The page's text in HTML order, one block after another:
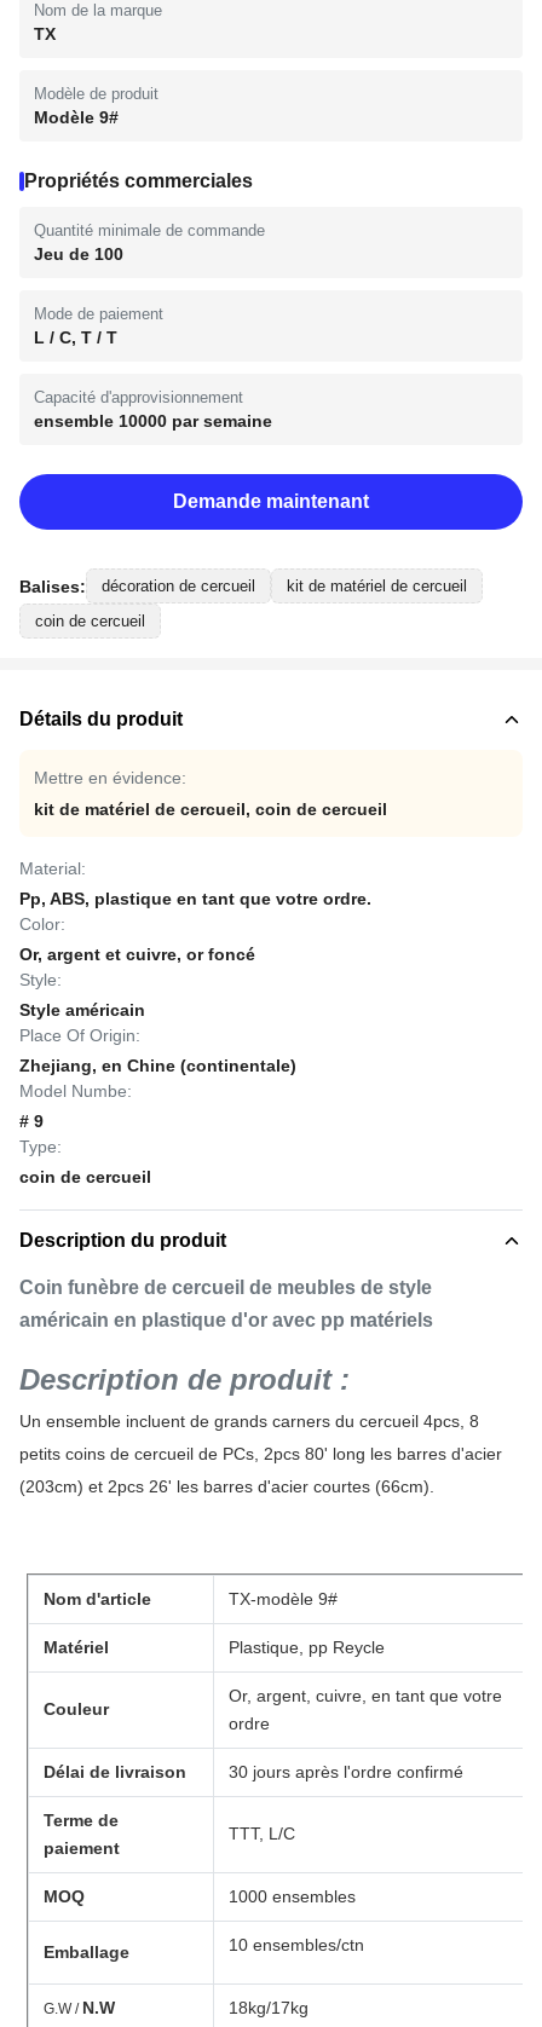
Nom de la marque
TX
Modèle de produit
Modèle 9#
Propriétés commerciales
Quantité minimale de commande
Jeu de 100
Mode de paiement
L / C, T / T
Capacité d'approvisionnement
ensemble 10000 par semaine
Demande maintenant
Balises: décoration de cercueil
kit de matériel de cercueil
coin de cercueil
Détails du produit
Mettre en évidence:
kit de matériel de cercueil, coin de cercueil
Material:
Pp, ABS, plastique en tant que votre ordre.
Color:
Or, argent et cuivre, or foncé
Style:
Style américain
Place Of Origin:
Zhejiang, en Chine (continentale)
Model Numbe:
# 9
Type:
coin de cercueil
Description du produit
Coin funèbre de cercueil de meubles de style
américain en plastique d'or avec pp matériels
Description de produit :
Un ensemble incluent de grands carners du cercueil 4pcs, 8
petits coins de cercueil de PCs, 2pcs 80' long les barres d'acier
(203cm) et 2pcs 26' les barres d'acier courtes (66cm).
Nom d'article TX-modèle 9#
Matériel Plastique, pp Reycle
Couleur
Or, argent, cuivre, en tant que votre
ordre
Délai de livraison 30 jours après l'ordre confirmé
Terme de
paiement
TTT, L/C
MOQ 1000 ensembles
Emballage 10 ensembles/ctn
G.W / N.W 18kg/17kg